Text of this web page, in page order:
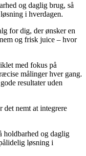
og daglig brug, så
i hverdagen.
for dig, der ønsker en
og frisk juice – hvor
med fokus på
målinger hver gang.
resultater uden
det nemt at integrere
holdbarhed og daglig
løsning i